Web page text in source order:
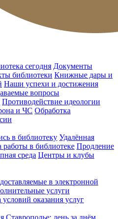
сегодня Документы
библиотеки Книжные дары и
Наши успехи и достижения
вопросы
Противодействие идеологии
и ЧС Обработка
в библиотеку Удалённая
работы в библиотеке Продление
среда Центры и клубы
в электронной
услуги
оказания услуг
Ставрополье: день за днём